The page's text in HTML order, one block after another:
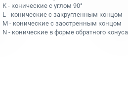
K - конические с углом 90°
L - конические с закругленным концом
M - конические с заостренным концом
N - конические в форме обратного конуса